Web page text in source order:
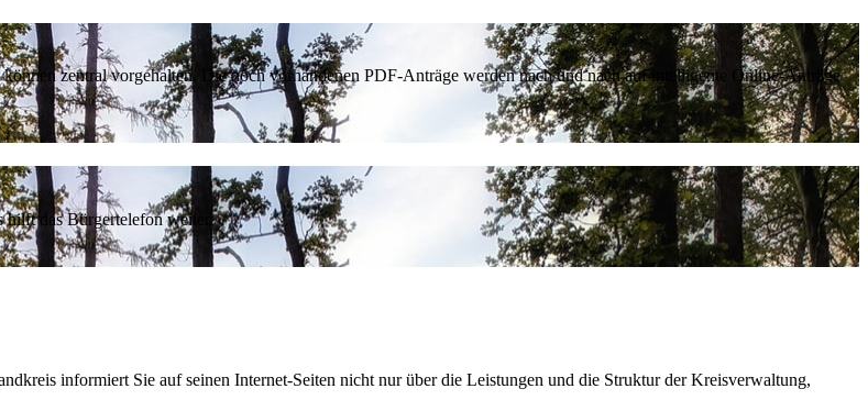
zentral vorgehalten. Die noch vorhandenen PDF-Anträge werden nach und nach auf intelligente Online-Anträge
hilft das Bürgertelefon weiter.
informiert Sie auf seinen Internet-Seiten nicht nur über die Leistungen und die Struktur der Kreisverwaltung,